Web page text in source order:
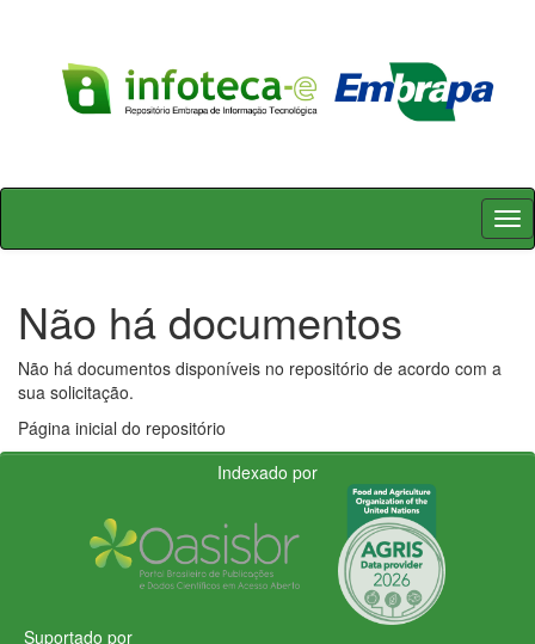
Skip
Não há documentos
Não há documentos disponíveis no repositório de acordo com a
sua solicitação.
Página inicial do repositório
Indexado por
Suportado por